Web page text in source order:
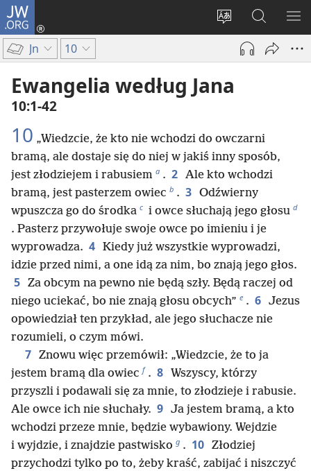
JW.ORG
Wybór
języka
Logowanie
(opens
window)
Szukaj
na
JW.ORG
Jn 10
Ewangelia według Jana
10:1-42
10 „Wiedzcie, że kto nie wchodzi do owczarni
bramą, ale dostaje się do niej w jakiś inny sposób,
jest złodziejem i rabusiem a . 2 Ale kto wchodzi
bramą, jest pasterzem owiec b . 3 Odźwierny
wpuszcza go do środka c i owce słuchają jego głosu d
. Pasterz przywołuje swoje owce po imieniu i je
wyprowadza. 4 Kiedy już wszystkie wyprowadzi,
idzie przed nimi, a one idą za nim, bo znają jego głos.
5 Za obcym na pewno nie będą szły. Będą raczej od
niego uciekać, bo nie znają głosu obcych” e . 6 Jezus
opowiedział ten przykład, ale jego słuchacze nie
rozumieli, o czym mówi.
7 Znowu więc przemówił: „Wiedzcie, że to ja
jestem bramą dla owiec f . 8 Wszyscy, którzy
przyszli i podawali się za mnie, to złodzieje i rabusie.
Ale owce ich nie słuchały. 9 Ja jestem bramą, a kto
wchodzi przeze mnie, będzie wybawiony. Wejdzie
i wyjdzie, i znajdzie pastwisko g . 10 Złodziej
przychodzi tylko po to, żeby kraść, zabijać i niszczyć